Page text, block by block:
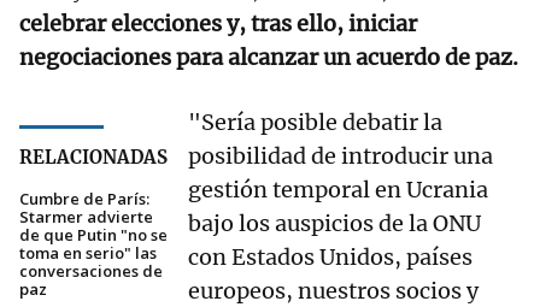
celebrar elecciones y, tras ello, iniciar
negociaciones para alcanzar un acuerdo de paz.
RELACIONADAS
Cumbre de París:
Starmer advierte
de que Putin "no se
toma en serio" las
conversaciones de
paz
"Sería posible debatir la
posibilidad de introducir una
gestión temporal en Ucrania
bajo los auspicios de la ONU
con Estados Unidos, países
europeos, nuestros socios y